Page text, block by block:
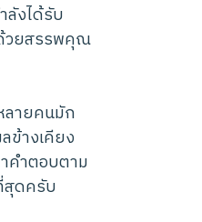
ลังได้รับ
วยสรรพคุณ
ลายคนมัก
ข้างเคียง
คำตอบตาม
สุดครับ